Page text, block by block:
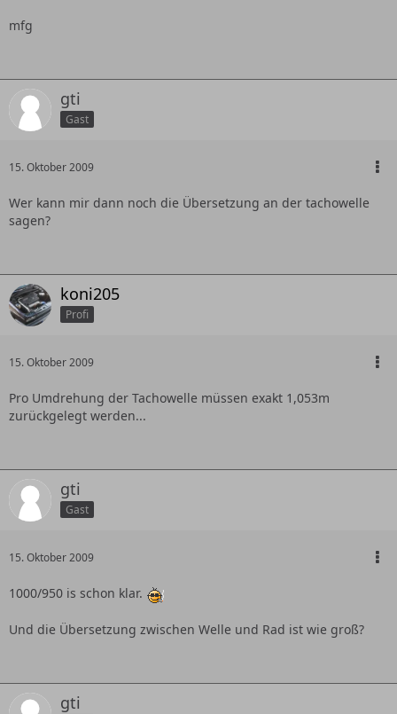
mfg
gti
Gast
15. Oktober 2009
Wer kann mir dann noch die Übersetzung an der tachowelle
sagen?
koni205
Profi
15. Oktober 2009
Pro Umdrehung der Tachowelle müssen exakt 1,053m
zurückgelegt werden...
gti
Gast
15. Oktober 2009
1000/950 is schon klar.
Und die Übersetzung zwischen Welle und Rad ist wie groß?
gti